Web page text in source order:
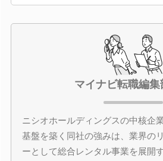
マイナビ転職編集
ニシオホールディングスの中核企
基盤を築く同社の強みは、業界の
ーとして総合レンタル事業を展開